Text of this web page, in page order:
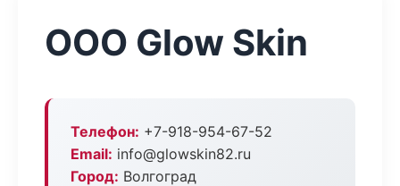
ООО Glow Skin
Телефон: +7-918-954-67-52
Email: info@glowskin82.ru
Город: Волгоград